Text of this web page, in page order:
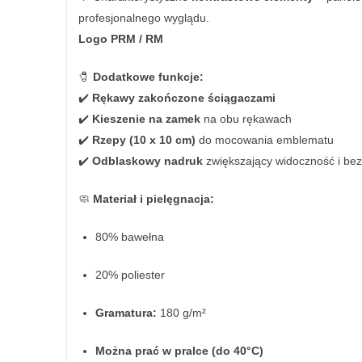
profesjonalnego wyglądu.
Logo PRM / RM
🧷 Dodatkowe funkcje:
✔️ Rękawy zakończone ściągaczami
✔️ Kieszenie na zamek na obu rękawach
✔️ Rzepy (10 x 10 cm) do mocowania emblematu
✔️ Odblaskowy nadruk zwiększający widoczność i
🧼 Materiał i pielęgnacja:
80% bawełna
20% poliester
Gramatura: 180 g/m²
Można prać w pralce (do 40°C)